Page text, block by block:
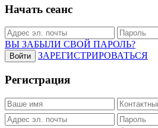
Начать сеанс
ВЫ ЗАБЫЛИ СВОЙ ПАРОЛЬ?
Войти ЗАРЕГИСТРИРОВАТЬСЯ
Регистрация